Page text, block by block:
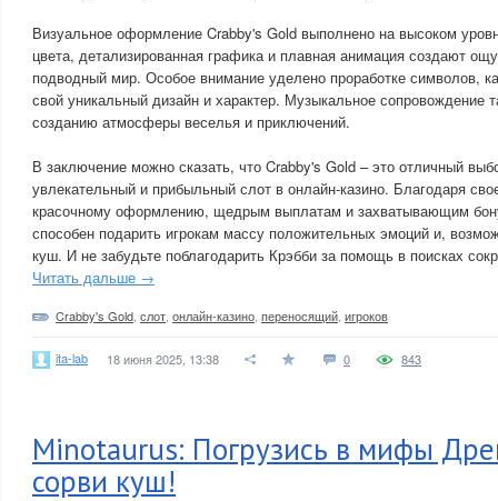
Визуальное оформление Crabby's Gold выполнено на высоком
цвета, детализированная графика и плавная анимация создают
подводный мир. Особое внимание уделено проработке символов,
свой уникальный дизайн и характер. Музыкальное сопровождение
созданию атмосферы веселья и приключений.
В заключение можно сказать, что Crabby's Gold – это отличный
увлекательный и прибыльный слот в онлайн-казино. Благодаря
красочному оформлению, щедрым выплатам и захватывающим
способен подарить игрокам массу положительных эмоций и,
куш. И не забудьте поблагодарить Крэбби за помощь в поисках
Читать дальше →
Crabby's Gold слот онлайн-казино переносящий игроков
ita-lab 18 июня 2025, 13:38 0 843
Minotaurus: Погрузись в мифы
сорви куш!